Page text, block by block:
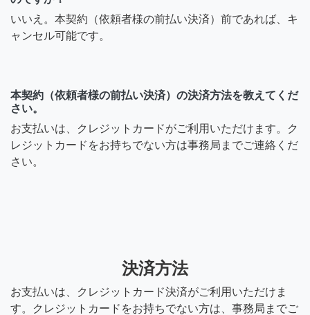
いいえ。本契約（依頼者様の前払い決済）前であれば、キ
ャンセル可能です。
本契約（依頼者様の前払い決済）の決済方法を教えてくだ
さい。
お支払いは、クレジットカードがご利用いただけます。ク
レジットカードをお持ちでない方は事務局までご連絡くだ
さい。
決済方法
お支払いは、クレジットカード決済がご利用いただけま
す。クレジットカードをお持ちでない方は、事務局までご